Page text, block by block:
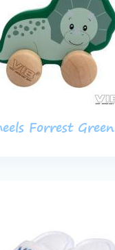
Forrest Green